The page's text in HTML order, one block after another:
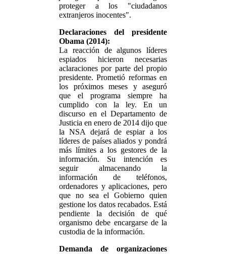
proteger a los "ciudadanos
extranjeros inocentes".
Declaraciones del presidente
Obama (2014):
La reacción de algunos líderes
espiados hicieron necesarias
aclaraciones por parte del propio
presidente. Prometió reformas en
los próximos meses y aseguró
que el programa siempre ha
cumplido con la ley. En un
discurso en el Departamento de
Justicia en enero de 2014 dijo que
la NSA dejará de espiar a los
líderes de países aliados y pondrá
más límites a los gestores de la
información. Su intención es
seguir almacenando la
información de teléfonos,
ordenadores y aplicaciones, pero
que no sea el Gobierno quien
gestione los datos recabados. Está
pendiente la decisión de qué
organismo debe encargarse de la
custodia de la información.
Demanda de organizaciones